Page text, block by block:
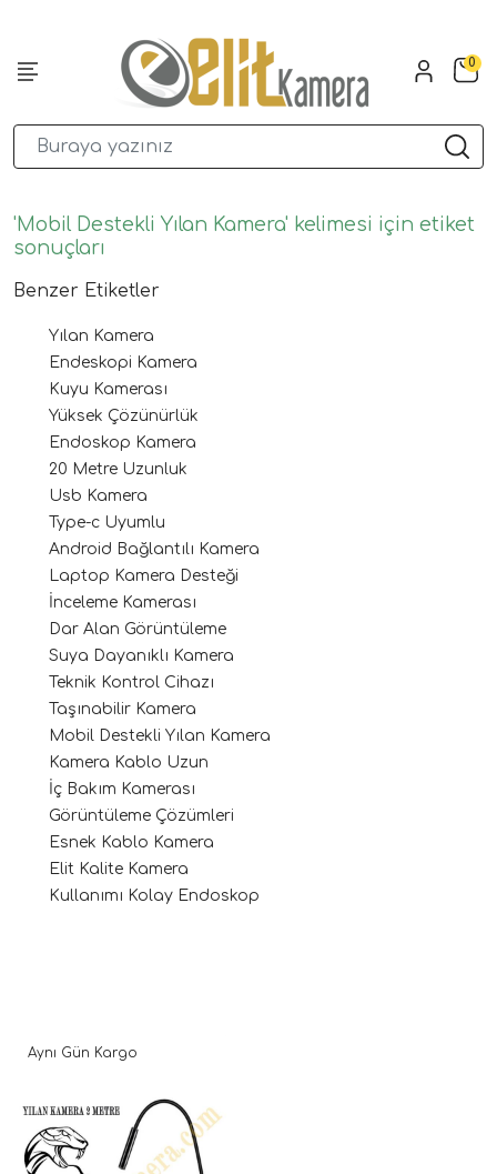
0
'Mobil Destekli Yılan Kamera' kelimesi için etiket
sonuçları
Benzer Etiketler
Yılan Kamera
Endeskopi Kamera
Kuyu Kamerası
Yüksek Çözünürlük
Endoskop Kamera
20 Metre Uzunluk
Usb Kamera
Type-c Uyumlu
Android Bağlantılı Kamera
Laptop Kamera Desteği
İnceleme Kamerası
Dar Alan Görüntüleme
Suya Dayanıklı Kamera
Teknik Kontrol Cihazı
Taşınabilir Kamera
Mobil Destekli Yılan Kamera
Kamera Kablo Uzun
İç Bakım Kamerası
Görüntüleme Çözümleri
Esnek Kablo Kamera
Elit Kalite Kamera
Kullanımı Kolay Endoskop
Aynı Gün Kargo